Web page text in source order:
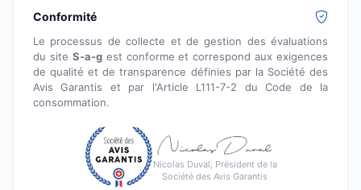
Conformité
Le processus de collecte et de gestion des évaluations
du site S-a-gest conforme et correspond aux exigences
de qualité et de transparence définies par la Société des
Avis Garantis et par l'Article L111-7-2 du Code de la
consommation.
Nicolas Duval, Président de la
Société des Avis Garantis